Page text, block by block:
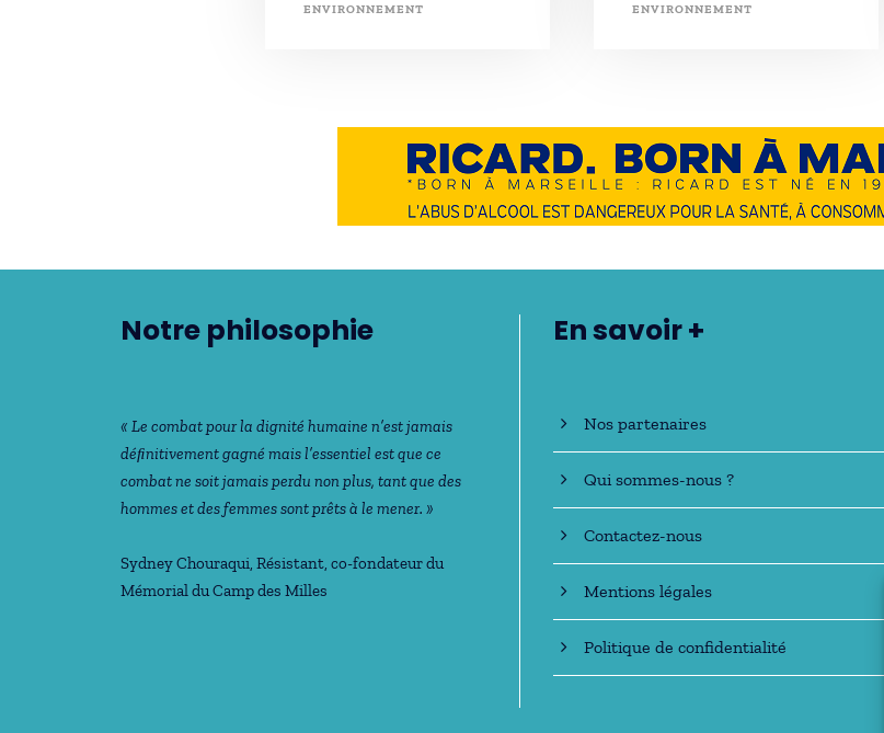
ENVIRONNEMENT
ENVIRONNEMENT
Notre philosophie
« Le combat pour la dignité humaine n’est jamais
déﬁnitivement gagné mais l’essentiel est que ce
combat ne soit jamais perdu non plus, tant que des
hommes et des femmes sont prêts à le mener. »
Sydney Chouraqui, Résistant, co-fondateur du
Mémorial du Camp des Milles
En savoir +
Nos partenaires
Qui sommes-nous ?
Contactez-nous
Mentions légales
Politique de confidentialité